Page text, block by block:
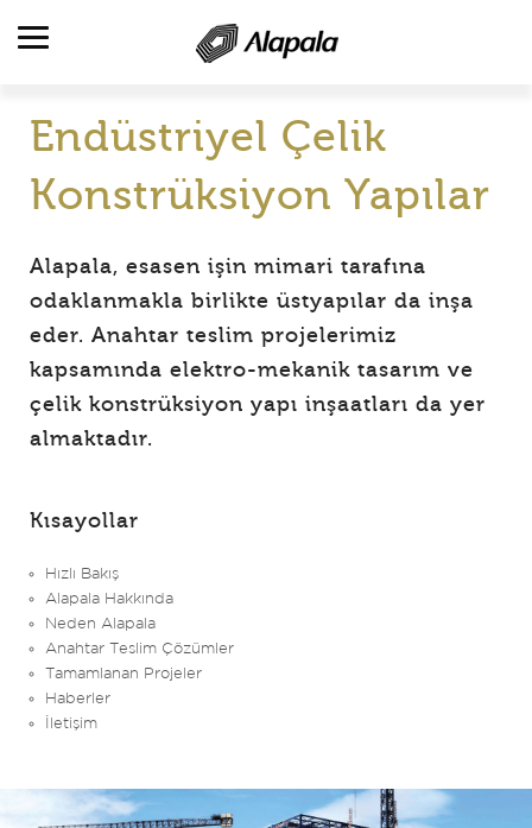
ALAPALA'YA BAKIŞ
FAALİYET ALANLARI
ÜRETİM VE HİZMETLER
KATALOGLAR
KARİYER
İLETİŞİM
Endüstriyel Çelik
Konstrüksiyon Yapılar
Alapala, esasen işin mimari tarafına
odaklanmakla birlikte üstyapılar da inşa
eder. Anahtar teslim projelerimiz
kapsamında elektro-mekanik tasarım ve
çelik konstrüksiyon yapı inşaatları da yer
almaktadır.
Kısayollar
Hızlı Bakış
Alapala Hakkında
Neden Alapala
Anahtar Teslim Çözümler
Tamamlanan Projeler
Haberler
İletişim